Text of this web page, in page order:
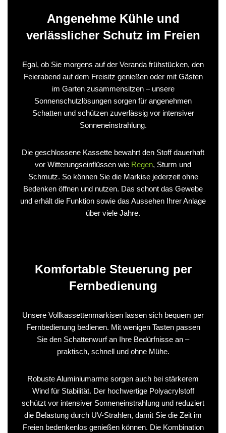
Angenehme Kühle und
verlässlicher Schutz im Freien
Egal, ob Sie morgens auf der Veranda frühstücken, den
Feierabend auf dem Freisitz genießen oder mit Gästen
im Garten zusammensitzen – unsere
Sonnenschutzlösungen sorgen für angenehmen
Schatten und schützen zuverlässig vor intensiver
Sonneneinstrahlung.
Die geschlossene Kassette bewahrt den Stoff dauerhaft
vor Witterungseinflüssen wie Regen, Sturm und
Schmutz. So können Sie die Markise jederzeit ohne
Bedenken öffnen und nutzen. Das schont das Gewebe
und erhält die Funktion sowie das Aussehen Ihrer Anlage
über viele Jahre.
Komfortable Steuerung per
Fernbedienung
Unsere Vollkassettenmarkisen lassen sich bequem per
Fernbedienung bedienen. Mit wenigen Tasten passen
Sie den Schattenwurf an Ihre Bedürfnisse an –
praktisch, schnell und ohne Mühe.
Robuste Aluminiumarme sorgen auch bei stärkerem
Wind für Stabilität. Der hochwertige Polyacrylstoff
schützt vor intensiver Sonneneinstrahlung und reduziert
die Belastung durch UV-Strahlen, damit Sie die Zeit im
Freien bedenkenlos genießen können. Die Kombination